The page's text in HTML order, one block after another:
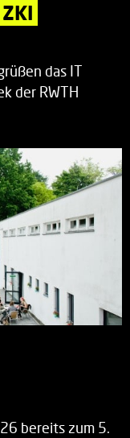
das IT
der RWTH
bereits zum 5.